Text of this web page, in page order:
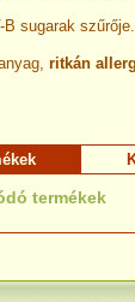
B sugarak szűrője.
ritkán
termékek